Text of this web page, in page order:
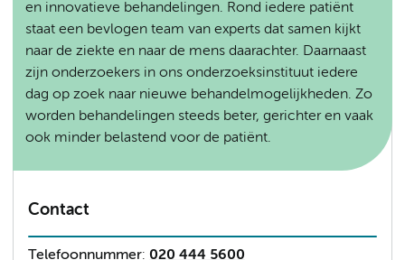
en innovatieve behandelingen. Rond iedere patiënt
staat een bevlogen team van experts dat samen kijkt
naar de ziekte en naar de mens daarachter. Daarnaast
zijn onderzoekers in ons onderzoeksinstituut iedere
dag op zoek naar nieuwe behandelmogelijkheden. Zo
worden behandelingen steeds beter, gerichter en vaak
ook minder belastend voor de patiënt.
Contact
Telefoonnummer: 020 444 5600